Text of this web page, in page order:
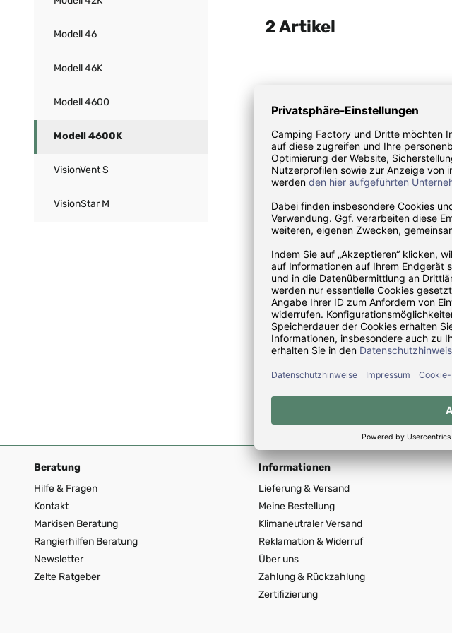
Modell 46
Modell 46K
Modell 4600
Modell 4600K
VisionVent S
VisionStar M
2 Artikel
MPK Ersatzteil Ersatzglas für
Dachhaube Modell 4600/4600K grau
Lieferzeit: 2 - 3 Wochen
Regulärer Preis:
Beratung
Hilfe & Fragen
Kontakt
Markisen Beratung
Rangierhilfen Beratung
Newsletter
Zelte Ratgeber
Informationen
Lieferung & Versand
Meine Bestellung
Klimaneutraler Versand
Reklamation & Widerruf
Über uns
Zahlung & Rückzahlung
Zertifizierung